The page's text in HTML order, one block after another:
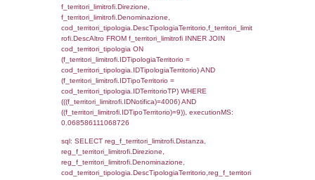
f_territori_limitrofi.DescAltro FROM
JOIN cod_territori_tipologia ON
(f_territori_limitrofi.IDTipologiaTerritorio =
cod_territori_tipologia.IDTipologiaTerritorio)
(f_territori_limitrofi.IDTipoTerritorio =
cod_territori_tipologia.IDTerritorioTP)
(((f_territori_limitrofi.IDNotifica)=4006) AND
((f_territori_limitrofi.IDTipoTerritorio)=3)),
0.070788860321045
sql: SELECT f_territori_limitrofi.Distanza,